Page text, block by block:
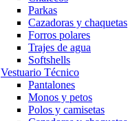
Parkas
Cazadoras y chaquetas
Forros polares
Trajes de agua
Softshells
Vestuario Técnico
Pantalones
Monos y petos
Polos y camisetas